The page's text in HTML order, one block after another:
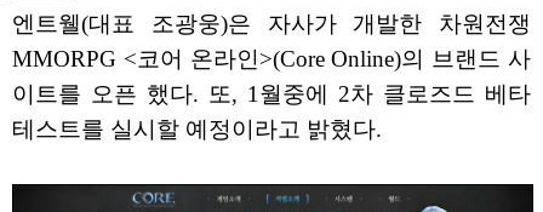
엔트웰(대표 조광웅)은 자사가 개발한 차원전쟁
MMORPG <코어 온라인>(Core Online)의 브랜드 사
이트를 오픈 했다. 또, 1월중에 2차 클로즈드 베타
테스트를 실시할 예정이라고 밝혔다.